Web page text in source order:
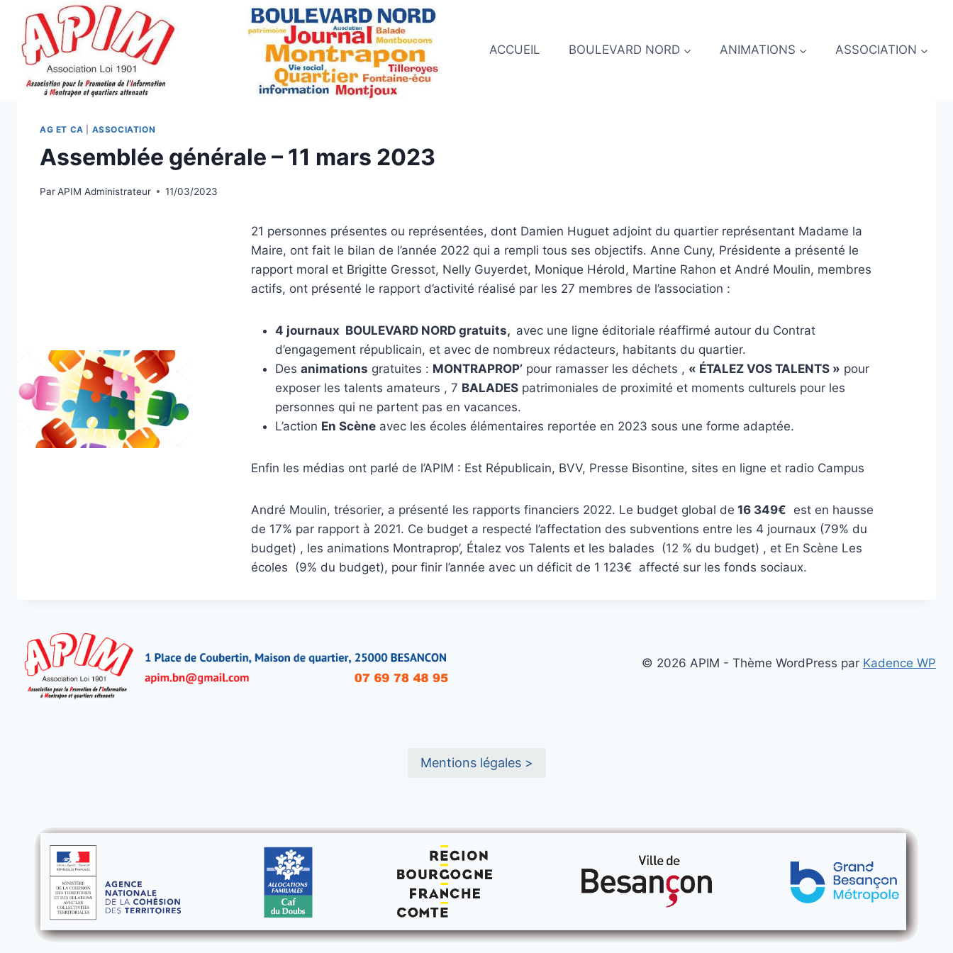
contenu
ACCUEIL BOULEVARD NORD ANIMATIONS ASSOCIATION
AG ET CA ASSOCIATION
Assemblée générale – 11 mars 2023
ParAPIM Administrateur 11/03/2023
21 personnes présentes ou représentées, dont Damien Huguet adjoint du quartier représentant Madame la
Maire, ont fait le bilan de l’année 2022 qui a rempli tous ses objectifs. Anne Cuny, Présidente a présenté le
rapport moral et Brigitte Gressot, Nelly Guyerdet, Monique Hérold, Martine Rahon et André Moulin, membres
actifs, ont présenté le rapport d’activité réalisé par les 27 membres de l’association :
4 journaux BOULEVARD NORD gratuits, avec une ligne éditoriale réaffirmé autour du Contrat
d’engagement républicain, et avec de nombreux rédacteurs, habitants du quartier.
Desanimations gratuites : MONTRAPROP’ pour ramasser les déchets , « ÉTALEZ VOS TALENTS » pour
exposer les talents amateurs , 7 BALADES patrimoniales de proximité et moments culturels pour les
personnes qui ne partent pas en vacances.
L’action En Scène avec les écoles élémentaires reportée en 2023 sous une forme adaptée.
Enfin les médias ont parlé de l’APIM : Est Républicain, BVV, Presse Bisontine, sites en ligne et radio Campus
André Moulin, trésorier, a présenté les rapports financiers 2022. Le budget global de 16 349€ est en hausse
de 17% par rapport à 2021. Ce budget a respecté l’affectation des subventions entre les 4 journaux (79% du
budget) , les animations Montraprop’, Étalez vos Talents et les balades (12 % du budget) , et En Scène Les
écoles (9% du budget), pour finir l’année avec un déficit de 1 123€ affecté sur les fonds sociaux.
© 2026 APIM - Thème WordPress par Kadence WP
Mentions légales >